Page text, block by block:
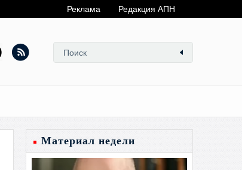
Реклама Редакция АПН
Материал недели